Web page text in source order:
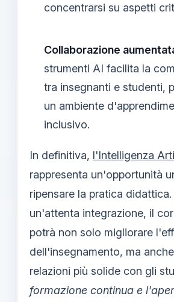
concentrarsi su aspetti
Collaborazione
strumenti AI facilita la
tra insegnanti e studenti,
un ambiente
inclusivo.
In definitiva, l'Intelligenza
rappresenta un'opportunità
ripensare la pratica
un'attenta integrazione, il
potrà non solo migliorare
dell'insegnamento, ma
relazioni più solide con gli
formazione continua e